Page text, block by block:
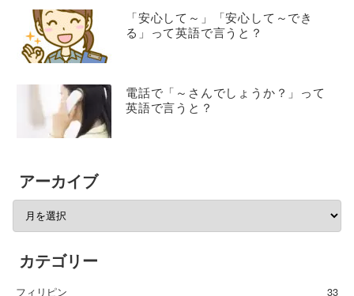
「安心して～」「安心して～でき
る」って英語で言うと？
電話で「～さんでしょうか？」って
英語で言うと？
アーカイブ
カテゴリー
フィリピン
33